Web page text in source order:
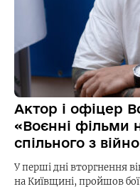
Актор і офіцер
«Воєнні фільми
спільного з
У перші дні вторгнення
на Київщині, пройшов